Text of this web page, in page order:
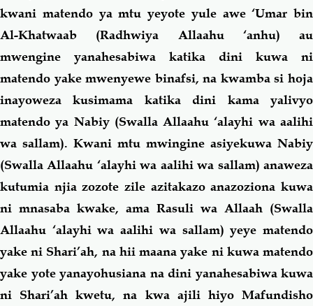
kwani matendo ya mtu yeyote yule awe ‘Umar bin
Al-Khatwaab (Radhwiya Allaahu ‘anhu) au
mwengine yanahesabiwa katika dini kuwa ni
matendo yake mwenyewe binafsi, na kwamba si hoja
inayoweza kusimama katika dini kama yalivyo
matendo ya Nabiy (Swalla Allaahu ‘alayhi wa aalihi
wa sallam). Kwani mtu mwingine asiyekuwa Nabiy
(Swalla Allaahu ‘alayhi wa aalihi wa sallam) anaweza
kutumia njia zozote zile azitakazo anazoziona kuwa
ni mnasaba kwake, ama Rasuli wa Allaah (Swalla
Allaahu ‘alayhi wa aalihi wa sallam) yeye matendo
yake ni Shari’ah, na hii maana yake ni kuwa matendo
yake yote yanayohusiana na dini yanahesabiwa kuwa
ni Shari’ah kwetu, na kwa ajili hiyo Mafundisho